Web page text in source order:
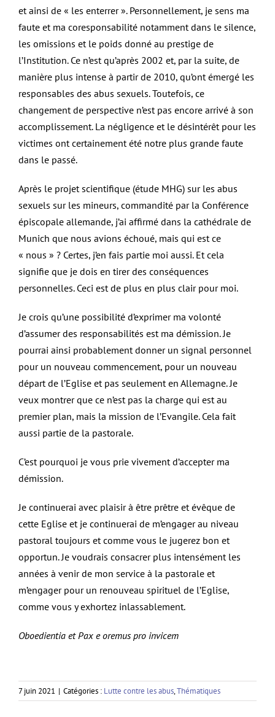
et ainsi de « les enterrer ». Personnellement, je sens ma
faute et ma coresponsabilité notamment dans le silence,
les omissions et le poids donné au prestige de
l’Institution. Ce n’est qu’après 2002 et, par la suite, de
manière plus intense à partir de 2010, qu’ont émergé les
responsables des abus sexuels. Toutefois, ce
changement de perspective n’est pas encore arrivé à son
accomplissement. La négligence et le désintérêt pour les
victimes ont certainement été notre plus grande faute
dans le passé.
Après le projet scientifique (étude MHG) sur les abus
sexuels sur les mineurs, commandité par la Conférence
épiscopale allemande, j’ai affirmé dans la cathédrale de
Munich que nous avions échoué, mais qui est ce
« nous » ? Certes, j’en fais partie moi aussi. Et cela
signifie que je dois en tirer des conséquences
personnelles. Ceci est de plus en plus clair pour moi.
Je crois qu’une possibilité d’exprimer ma volonté
d’assumer des responsabilités est ma démission. Je
pourrai ainsi probablement donner un signal personnel
pour un nouveau commencement, pour un nouveau
départ de l’Eglise et pas seulement en Allemagne. Je
veux montrer que ce n’est pas la charge qui est au
premier plan, mais la mission de l’Evangile. Cela fait
aussi partie de la pastorale.
C’est pourquoi je vous prie vivement d’accepter ma
démission.
Je continuerai avec plaisir à être prêtre et évêque de
cette Eglise et je continuerai de m’engager au niveau
pastoral toujours et comme vous le jugerez bon et
opportun. Je voudrais consacrer plus intensément les
années à venir de mon service à la pastorale et
m’engager pour un renouveau spirituel de l’Eglise,
comme vous y exhortez inlassablement.
Oboedientia et Pax e oremus pro invicem
7 juin 2021 | Catégories : Lutte contre les abus,Thématiques